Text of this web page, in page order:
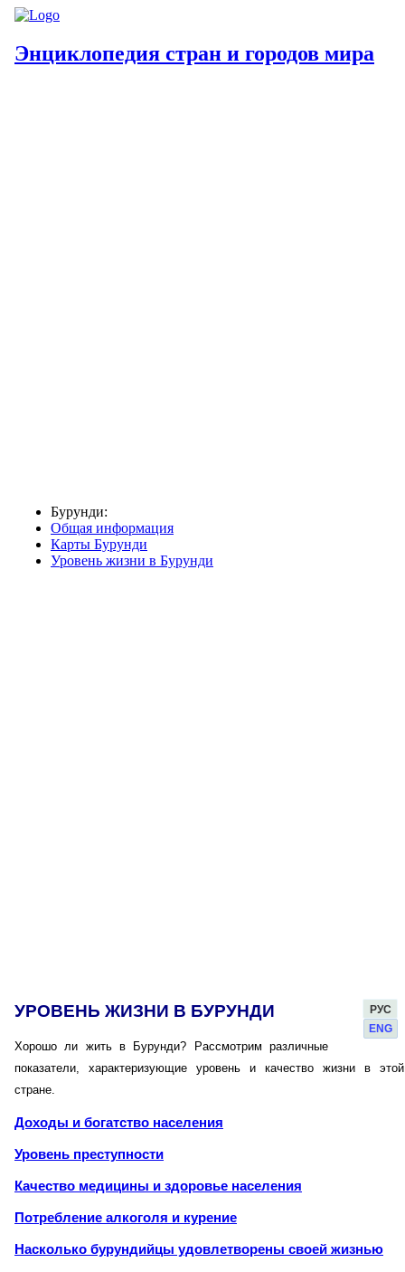
Энциклопедия стран и городов мира
Бурунди:
Общая информация
Карты Бурунди
Уровень жизни в Бурунди
РУС
ENG
УРОВЕНЬ ЖИЗНИ В БУРУНДИ
Хорошо ли жить в Бурунди? Рассмотрим различные
показатели, характеризующие уровень и качество жизни в этой
стране.
Доходы и богатство населения
Уровень преступности
Качество медицины и здоровье населения
Потребление алкоголя и курение
Насколько бурундийцы удовлетворены своей жизнью